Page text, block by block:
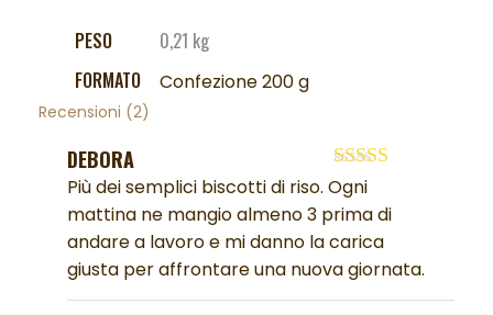
PESO
0,21 kg
FORMATO
Confezione 200 g
Recensioni (2)
Valutato
5
DEBORA
Più dei semplici biscotti di riso. Ogni
mattina ne mangio almeno 3 prima di
andare a lavoro e mi danno la carica
giusta per affrontare una nuova giornata.